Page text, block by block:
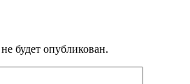
будет опубликован.